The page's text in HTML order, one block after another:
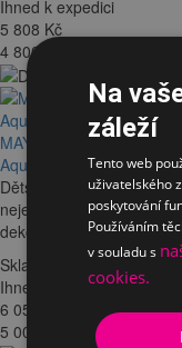
Ihned k expedici
5 808 Kč
4 800 Kč bez DPH
MAYER pojízdný
Aquaclean
Dětský pojízdný
nejen jako úložné
dekor vrchní části
Skladem
Ihned k expedici
6 050
5 000 Kč bez DPH
Na
záleží
Tento web
uživatelského
poskytování
Používáním
v souladu s
cookies.